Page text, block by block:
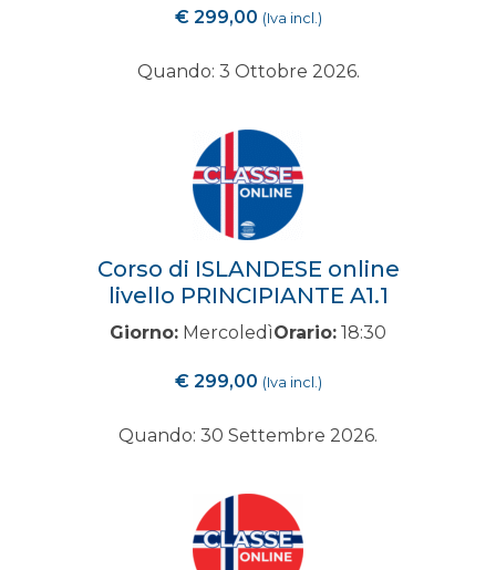
€299,00 (Iva incl.)
Quando: 3 Ottobre 2026.
Corso di ISLANDESE online
livello PRINCIPIANTE A1.1
Giorno: MercoledìOrario: 18:30
€299,00 (Iva incl.)
Quando: 30 Settembre 2026.